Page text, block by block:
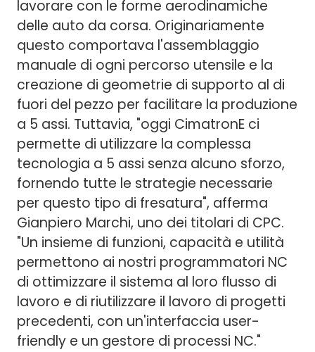
lavorare con le forme aerodinamiche
delle auto da corsa. Originariamente
questo comportava l'assemblaggio
manuale di ogni percorso utensile e la
creazione di geometrie di supporto al di
fuori del pezzo per facilitare la produzione
a 5 assi. Tuttavia, "oggi CimatronE ci
permette di utilizzare la complessa
tecnologia a 5 assi senza alcuno sforzo,
fornendo tutte le strategie necessarie
per questo tipo di fresatura", afferma
Gianpiero Marchi, uno dei titolari di CPC.
"Un insieme di funzioni, capacità e utilità
permettono ai nostri programmatori NC
di ottimizzare il sistema al loro flusso di
lavoro e di riutilizzare il lavoro di progetti
precedenti, con un'interfaccia user-
friendly e un gestore di processi NC."